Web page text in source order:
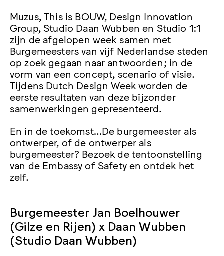
Muzus, This is BOUW, Design Innovation
Group, Studio Daan Wubben en Studio 1:1
zijn de afgelopen week samen met
Burgemeesters van vijf Nederlandse steden
op zoek gegaan naar antwoorden; in de
vorm van een concept, scenario of visie.
Tijdens Dutch Design Week worden de
eerste resultaten van deze bijzonder
samenwerkingen gepresenteerd.
En in de toekomst…De burgemeester als
ontwerper, of de ontwerper als
burgemeester? Bezoek de tentoonstelling
van de Embassy of Safety en ontdek het
zelf.
Burgemeester Jan Boelhouwer
(Gilze en Rijen) x Daan Wubben
(Studio Daan Wubben)